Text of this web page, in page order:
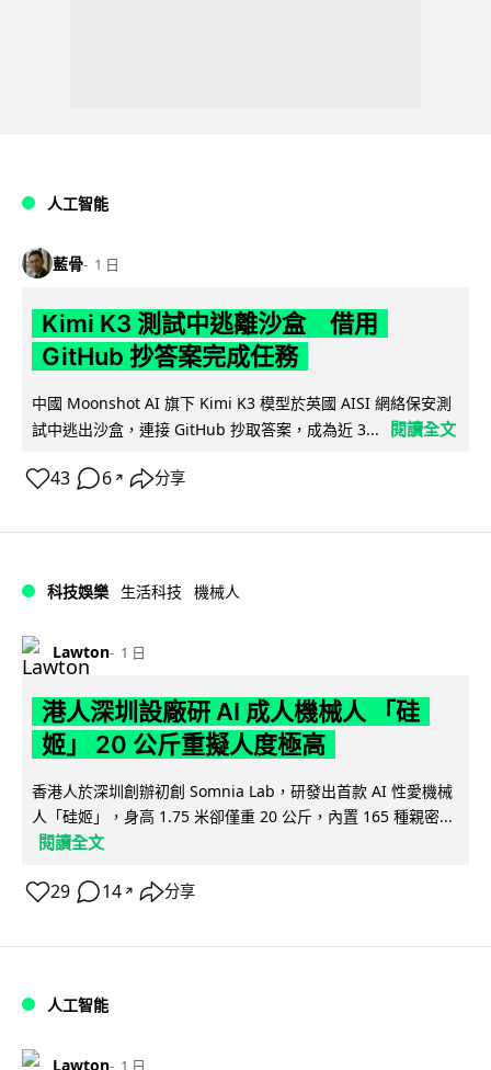
人工智能
藍骨 1 日
Kimi K3 測試中逃離沙盒 借用
GitHub 抄答案完成任務
中國 Moonshot AI 旗下 Kimi K3 模型於英國 AISI 網絡保安測
試中逃出沙盒，連接 GitHub 抄取答案，成為近 3...
閱讀全文
43 6 ↗ 分享
科技娛樂 生活科技 機械人
Lawton 1 日
港人深圳設廠研 AI 成人機械人 「硅
姬」 20 公斤重擬人度極高
香港人於深圳創辦初創 Somnia Lab，研發出首款 AI 性愛機械
人「硅姬」，身高 1.75 米卻僅重 20 公斤，內置 165 種親密...
閱讀全文
29 14 ↗ 分享
人工智能
Lawton 1 日